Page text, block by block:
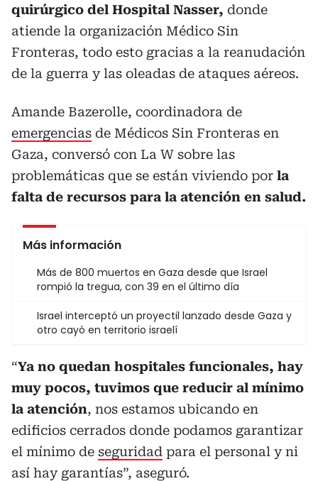
quirúrgico del Hospital Nasser, donde
atiende la organización Médico Sin
Fronteras, todo esto gracias a la reanudación
de la guerra y las oleadas de ataques aéreos.
Amande Bazerolle, coordinadora de
emergencias de Médicos Sin Fronteras en
Gaza, conversó con La W sobre las
problemáticas que se están viviendo por la
falta de recursos para la atención en salud.
Más información
Más de 800 muertos en Gaza desde que Israel
rompió la tregua, con 39 en el último día
Israel interceptó un proyectil lanzado desde Gaza y
otro cayó en territorio israelí
“Ya no quedan hospitales funcionales, hay
muy pocos, tuvimos que reducir al mínimo
la atención, nos estamos ubicando en
edificios cerrados donde podamos garantizar
el mínimo de seguridad para el personal y ni
así hay garantías”, aseguró.